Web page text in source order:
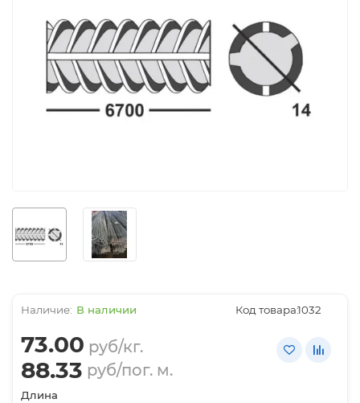
В наличии Код товара:1032
73.00 руб/кг.
88.33 руб/пог. м.
Длина